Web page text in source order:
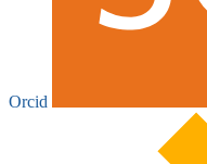
Orcid